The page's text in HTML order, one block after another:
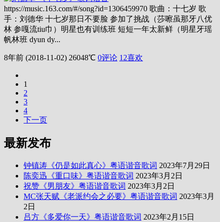
https://music.163.com/#/song?id=1306459970 歌曲：十七岁 歌
手：刘德华 十七岁那日不要脸 参加了挑战（莎嚓虽那牙八优
林 参嘎流tiu巾）明星也有训练班 短短一年太新鲜（明星牙瑶
帆林班 dyun dy...
8年前 (2018-11-02) 26048℃ 0评论 12喜欢
1
2
3
4
下一页
最新发布
钟镇涛《仍是如此真心》粤语谐音歌词 2023年7月29日
陈奕迅《重口味》粤语谐音歌词 2023年3月2日
祝赞《男朋友》粤语谐音歌词 2023年3月2日
MC张天赋《老派约会之必要》粤语谐音歌词 2023年3月
2日
吕方《多爱你一天》粤语谐音歌词 2023年2月15日